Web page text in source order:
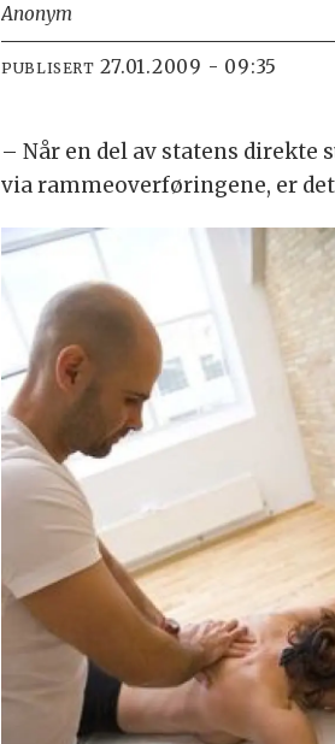
Anonym
PUBLISERT 27.01.2009 - 09:35
– Når en del av sta­tens
via ramme­over­fø­rin­ge­ne, er